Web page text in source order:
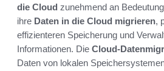
die Cloud zunehmend an
ihre Daten in die Cloud migrieren,
effizienteren Speicherung und
Informationen. Die Cloud-
Daten von lokalen